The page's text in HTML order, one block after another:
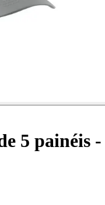
5 painéis -